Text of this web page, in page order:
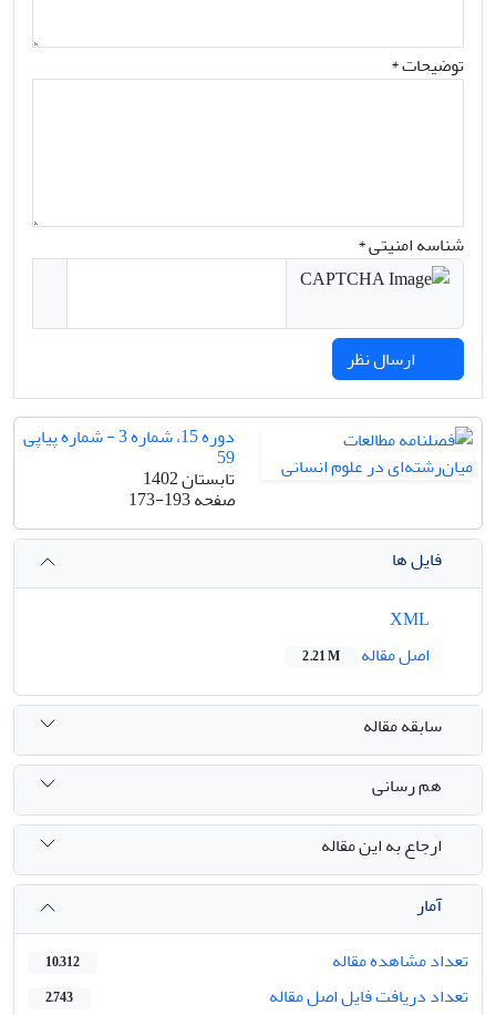
توضیحات *
شناسه امنیتی *
دوره 15، شماره 3 - شماره پیاپی
59
تابستان 1402
صفحه173-193
فایل ها
اصل مقاله
2.21 M
سابقه مقاله
هم رسانی
ارجاع به این مقاله
آمار
تعداد مشاهده مقاله
10,312
تعداد دریافت فایل اصل مقاله 2,743